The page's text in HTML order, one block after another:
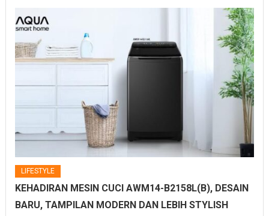
LIFESTYLE
KEHADIRAN MESIN CUCI AWM14-B2158L(B), DESAIN
BARU, TAMPILAN MODERN DAN LEBIH STYLISH